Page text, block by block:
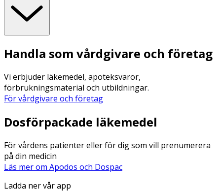
Handla som vårdgivare och företag
Vi erbjuder läkemedel, apoteksvaror,
förbrukningsmaterial och utbildningar.
För vårdgivare och företag
Dosförpackade läkemedel
För vårdens patienter eller för dig som vill prenumerera
på din medicin
Läs mer om Apodos och Dospac
Ladda ner vår app